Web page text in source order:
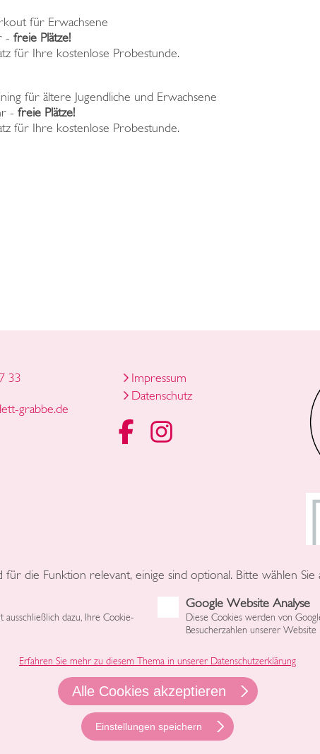
für Erwachsene
- freie Plätze!
für Ihre kostenlose Probestunde.
für ältere Jugendliche und Erwachsene
- freie Plätze!
für Ihre kostenlose Probestunde.
33
grabbe.de
Impressum
Datenschutz
die Funktion relevant, einige sind optional. Bitte wählen Sie
dazu, Ihre Cookie-
Google Website Analyse
Diese Cookies werden von
Besucherzahlen unserer Website
Erfahren Sie mehr zu diesem Thema in unserer Datenschutzerklärung
Alle Cookies akzeptieren
Einstellungen speichern